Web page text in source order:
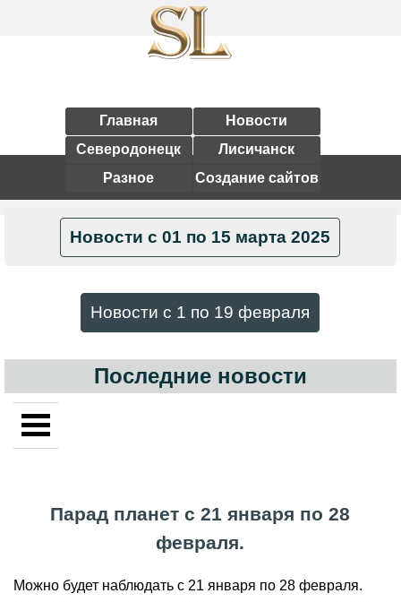
Главная
Новости
Северодонецк
Лисичанск
Разное
Создание сайтов
Новости с 01 по 15 марта 2025
Новости с 1 по 19 февраля
Последние новости
Парад планет с 21 января по 28
февраля.
Можно будет наблюдать с 21 января по 28 февраля.